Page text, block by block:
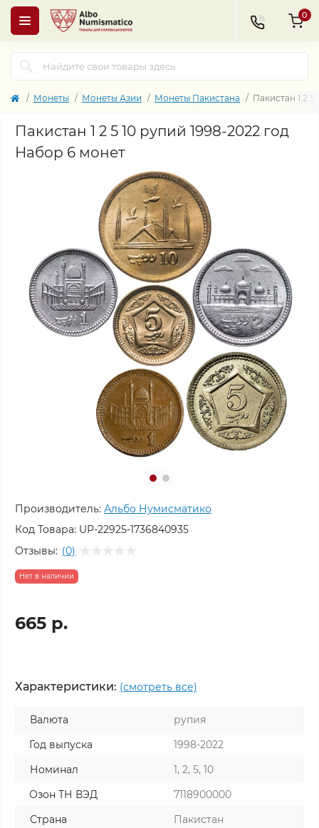
0
Монеты Монеты Азии Монеты Пакистана Пакистан 1 2
Пакистан 1 2 5 10 рупий 1998-2022 год
Набор 6 монет
Производитель: Альбо Нумисматико
Код Товара: UP-22925-1736840935
Отзывы: (0)
Нет в наличии
665 р.
Характеристики: (смотреть все)
Валюта
рупия
Год выпуска
1998-2022
Номинал
1, 2, 5, 10
Озон ТН ВЭД
7118900000
Страна
Пакистан